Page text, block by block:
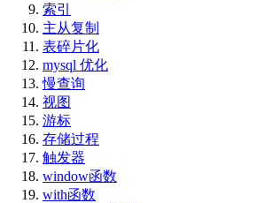
索引
主从复制
表碎片化
mysql 优化
慢查询
视图
游标
存储过程
触发器
window函数
with函数